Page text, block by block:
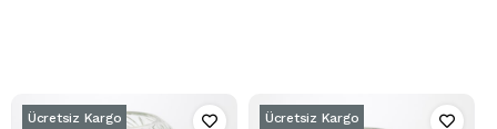
Ücretsiz Kargo Ücretsiz Kargo